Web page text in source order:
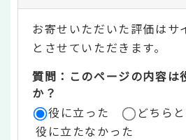
テ
ン
ツ
評
価
お寄せいただいた評価はサ
とさせていただきます。
質問：このページの内容は
か？
役に立った
どちら
役に立たなかった